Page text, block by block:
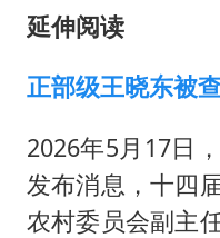
延伸阅读
正部级王晓东被
2026年5月17日
发布消息，十四
农村委员会副主